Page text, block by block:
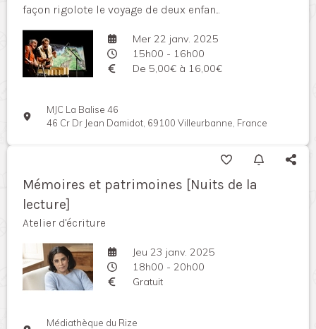
façon rigolote le voyage de deux enfan...
Mer 22 janv. 2025
15h00 - 16h00
De 5,00€ à 16,00€
MJC La Balise 46
46 Cr Dr Jean Damidot, 69100 Villeurbanne, France
Mémoires et patrimoines [Nuits de la
lecture]
Atelier d'écriture
Jeu 23 janv. 2025
18h00 - 20h00
Gratuit
Médiathèque du Rize